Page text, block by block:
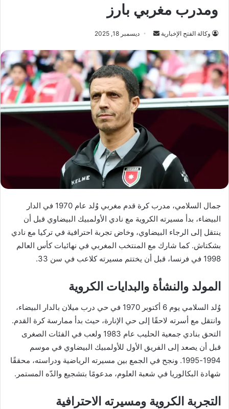
ومدرب مغربي بارز
وكالة الفتح الإخبارية
أرسل
إلكترونيا
ديسمبر 18, 2025
جمال السلامي، مدرب كرة قدم مغربي وُلد عام 1970 في الدار
البيضاء، بدأ مسيرته الكروية مع نادي الأولمبيك البيضاوي قبل أن
ينتقل إلى الرجاء البيضاوي، وخاض تجربة احترافية في تركيا مع نادي
بشكتاش. كما شارك مع المنتخب المغربي في نهائيات كأس العالم
1998 في فرنسا، قبل أن يختتم مسيرته كلاعب في سن 33.
المولد والنشأة والبدايات الكروية
وُلد السلامي يوم 6 أكتوبر 1970 في حي درب ميلان بالدار البيضاء،
وانتقل مع أسرته لاحقًا إلى حي الإنارة، حيث بدأ ممارسة كرة القدم.
التحق بنادي جمعية الحليب عام 1983 ولعب في الفئات الصغرى
قبل أن يصعد إلى الفريق الأول للأولمبيك البيضاوي في موسم
1994-1995. ونجح في الجمع بين مسيرته الرياضية ودراسته، محققًا
شهادة البكالوريا في شعبة العلوم، مدعومًا بتشجيع والدّه المستمر.
التجربة الكروية ومسيرته الاحترافية